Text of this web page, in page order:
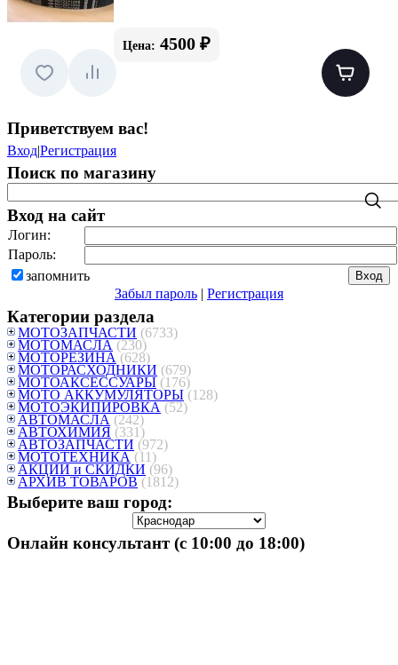
Цена: 4500 ₽
Приветствуем вас!
Вход|Регистрация
Поиск по магазину
Вход на сайт
Логин:
Пароль:
запомнить
Забыл пароль | Регистрация
Категории раздела
МОТОЗАПЧАСТИ (6733)
МОТОМАСЛА (230)
МОТОРЕЗИНА (628)
МОТОРАСХОДНИКИ (679)
МОТОАКСЕССУАРЫ (176)
МОТО АККУМУЛЯТОРЫ (128)
МОТОЭКИПИРОВКА (52)
АВТОМАСЛА (242)
АВТОХИМИЯ (331)
АВТОЗАПЧАСТИ (972)
МОТОТЕХНИКА (11)
АКЦИИ и СКИДКИ (96)
АРХИВ ТОВАРОВ (1812)
Выберите ваш город:
Онлайн консультант (с 10:00 до 18:00)